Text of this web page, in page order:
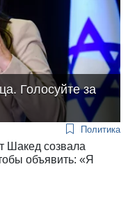
Голосуйте за
Политика
Шакед созвала
объявить: «Я